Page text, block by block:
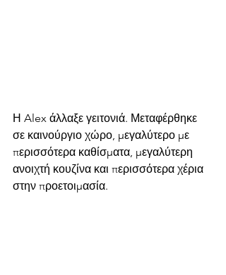
Η Alex άλλαξε γειτονιά. Μεταφέρθηκε
σε καινούργιο χώρο, μεγαλύτερο με
περισσότερα καθίσματα, μεγαλύτερη
ανοιχτή κουζίνα και περισσότερα χέρια
στην προετοιμασία.